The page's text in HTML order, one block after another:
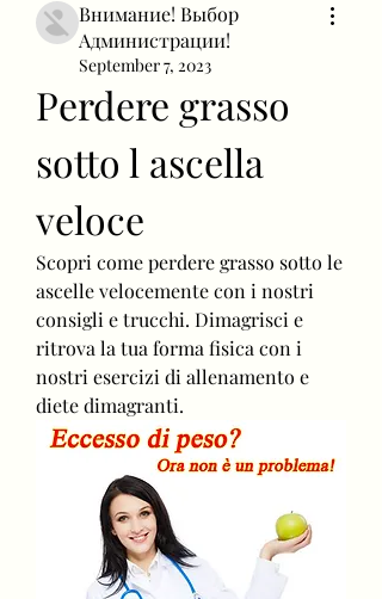
Внимание! Выбор
Администрации!
September 7, 2023
Perdere grasso
sotto l ascella
veloce
Scopri come perdere grasso sotto le
ascelle velocemente con i nostri
consigli e trucchi. Dimagrisci e
ritrova la tua forma fisica con i
nostri esercizi di allenamento e
diete dimagranti.